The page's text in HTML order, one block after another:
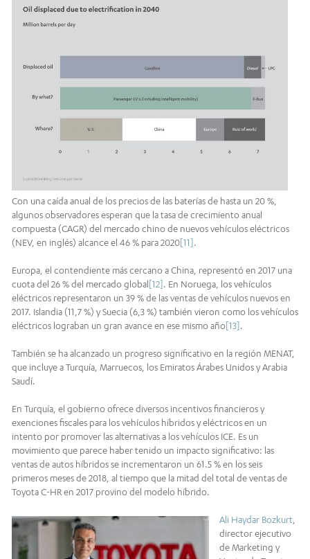
Con una caída anual de los precios de las baterías de hasta un 20 %,
algunos observadores esperan que la tasa de crecimiento anual
compuesta (CAGR) del mercado chino de nuevos vehículos eléctricos
(NEV, en inglés) alcance el 46 % para 2020[11].
Europa, el contendiente más cercano a China, representó en 2017 una
cuota del 26 % del mercado global[12]. En Noruega, los vehículos
eléctricos representaron un 39 % de las ventas de vehículos nuevos en
2017. Islandia (11,7 %) y Suecia (6,3 %) también vieron como los vehículos
eléctricos lograban un gran avance en ese mismo año[13].
También se ha alcanzado un progreso significativo en la región MENAT,
que incluye a Turquía, Marruecos, los Emiratos Árabes Unidos y Arabia
Saudí.
En Turquía, el gobierno ofrece diversos incentivos financieros y
exenciones fiscales para los vehículos híbridos y eléctricos en un
intento por promover las alternativas a los vehículos ICE. Es un
movimiento que parece haber tenido un impacto significativo: las
ventas de autos híbridos se incrementaron un 61.5 % en los seis
primeros meses de 2018, al tiempo que la mitad del total de ventas de
Toyota C-HR en 2017 provino del modelo híbrido.
Ali Haydar Bozkurt
director ejecutivo
de Marketing y